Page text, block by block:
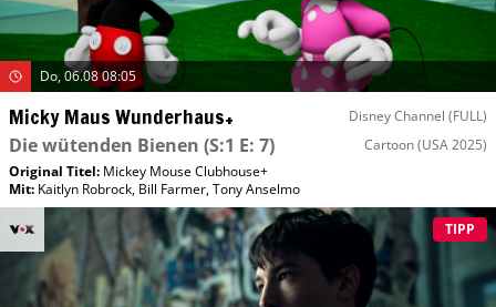
Do, 06.08 08:05
Micky Maus Wunderhaus+ Disney Channel (FULL)
Die wütenden Bienen (S:1 E: 7) Cartoon(USA 2025)
Original Titel: Mickey Mouse Clubhouse+
Mit: Kaitlyn Robrock, Bill Farmer,Tony Anselmo
TIPP